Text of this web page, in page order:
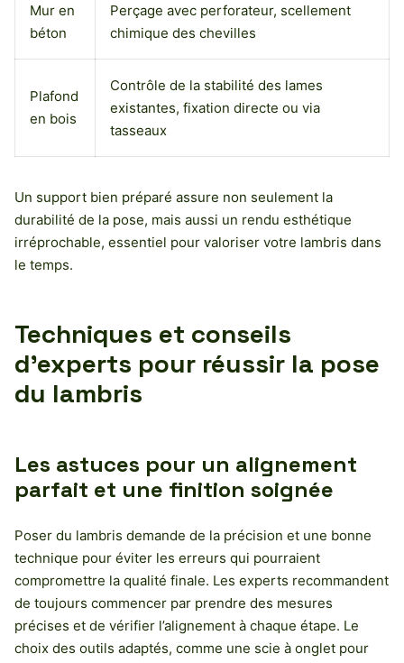
Mur en
béton
Perçage avec perforateur, scellement
chimique des chevilles
Plafond
en bois
Contrôle de la stabilité des lames
existantes, fixation directe ou via
tasseaux
Un support bien préparé assure non seulement la
durabilité de la pose, mais aussi un rendu esthétique
irréprochable, essentiel pour valoriser votre lambris dans
le temps.
Techniques et conseils
d’experts pour réussir la pose
du lambris
Les astuces pour un alignement
parfait et une finition soignée
Poser du lambris demande de la précision et une bonne
technique pour éviter les erreurs qui pourraient
compromettre la qualité finale. Les experts recommandent
de toujours commencer par prendre des mesures
précises et de vérifier l’alignement à chaque étape. Le
choix des outils adaptés, comme une scie à onglet pour